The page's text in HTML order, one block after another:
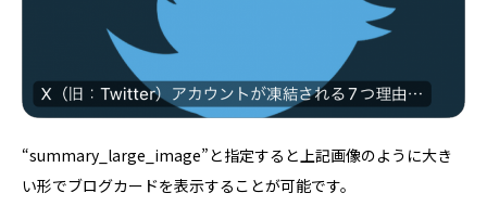
“summary_large_image”と指定すると上記画像のように大き
い形でブログカードを表示することが可能です。